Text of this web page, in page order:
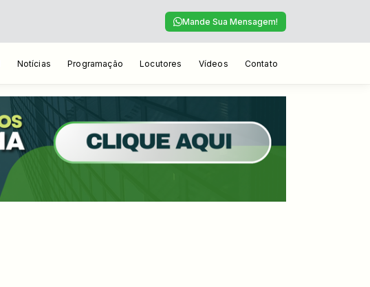
Mande Sua Mensagem!
Notícias Programação Locutores Vídeos Contato